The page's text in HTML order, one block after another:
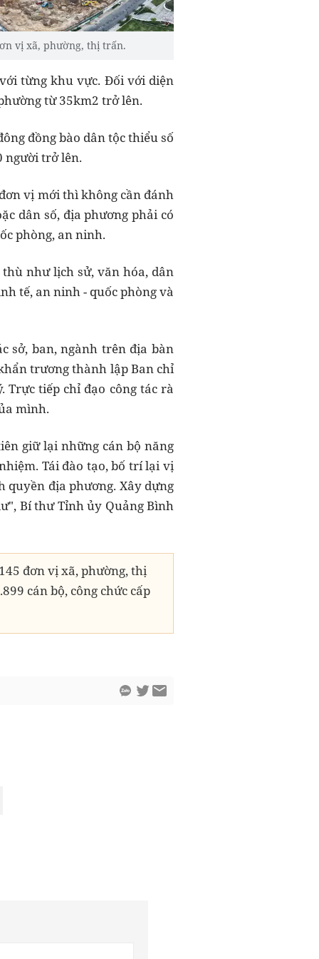
vị xã, phường, thị trấn.
từng khu vực. Đối với diện
từ 35km2 trở lên.
đồng bào dân tộc thiểu số
người trở lên.
vị mới thì không cần đánh
dân số, địa phương phải có
phòng, an ninh.
thù như lịch sử, văn hóa, dân
tế, an ninh - quốc phòng và
sở, ban, ngành trên địa bàn
trương thành lập Ban chỉ
Trực tiếp chỉ đạo công tác rà
mình.
giữ lại những cán bộ năng
Tái đào tạo, bố trí lại vị
quyền địa phương. Xây dựng
Bí thư Tỉnh ủy Quảng Bình
đơn vị xã, phường, thị
cán bộ, công chức cấp